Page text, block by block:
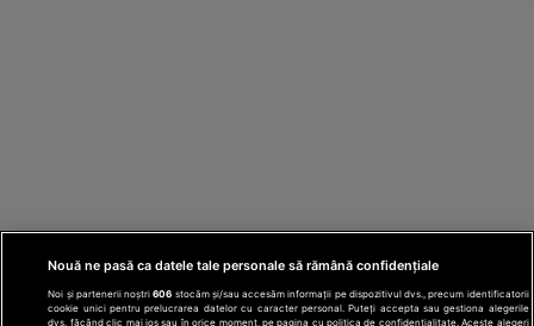
Nouă ne pasă ca datele tale personale să rămână confidențiale
Noi și partenerii noștri606 stocăm și/sau accesăm informații pe dispozitivul dvs., precum identificatorii
cookie unici pentru prelucrarea datelor cu caracter personal. Puteți accepta sau gestiona alegerile
dvs. făcând clic mai jos sau în orice moment, pe pagina cu politica de confidențialitate. Aceste alegeri